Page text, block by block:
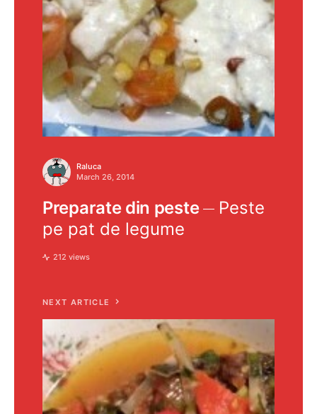
Raluca
March 26, 2014
Preparate din peste
Peste
pe pat de legume
212 views
NEXT ARTICLE